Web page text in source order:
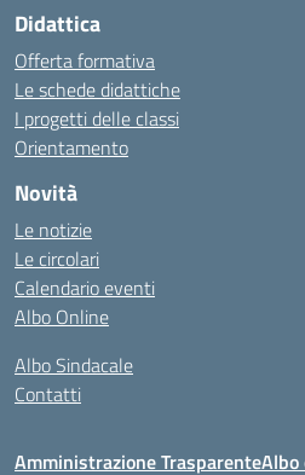
Didattica
Offerta formativa
Le schede didattiche
I progetti delle classi
Orientamento
Novità
Le notizie
Le circolari
Calendario eventi
Albo Online
Albo Sindacale
Contatti
Amministrazione TrasparenteAlbo